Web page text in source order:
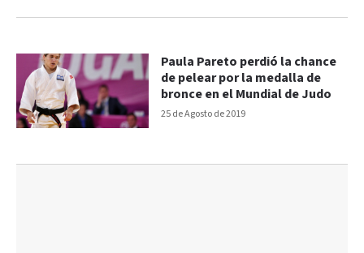
25 de Agosto de 2019
Paula Pareto perdió la chance
de pelear por la medalla de
bronce en el Mundial de Judo